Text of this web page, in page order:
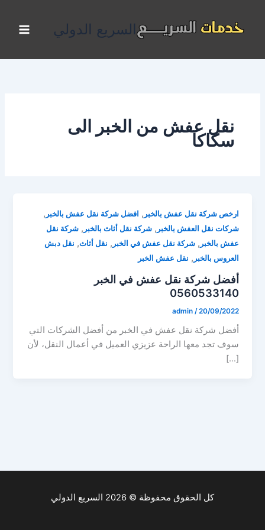
المحتوى
السريع الدولي
نقل عفش من الخبر الى
سكاكا
ارخص شركة نقل عفش بالخبر , افضل شركة نقل عفش بالخبر ,
شركات نقل العفش بالخبر ,شركة نقل أثاث بالخبر ,شركة نقل
عفش بالخبر ,شركة نقل عفش في الخبر , نقل أثاث, نقل دبش
العروس بالخبر , نقل عفش الخبر
أفضل شركة نقل عفش في الخبر
0560533140
admin /20/09/2022
أفضل شركة نقل عفش في الخبر من أفضل الشركات التي
سوف تجد معها الراحة عزيزي العميل في أعمال النقل، لأن
[…]
كل الحقوق محفوظة © 2026 السريع الدولي